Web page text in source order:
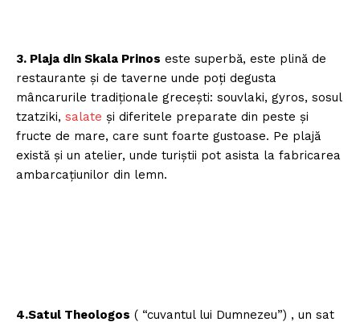
3. Plaja din Skala Prinos este superbă, este plină de
restaurante şi de taverne unde poţi degusta
mâncarurile tradiţionale greceşti: souvlaki, gyros, sosul
tzatziki, salate şi diferitele preparate din peste şi
fructe de mare, care sunt foarte gustoase. Pe plajă
există şi un atelier, unde turiştii pot asista la fabricarea
ambarcaţiunilor din lemn.
4.Satul Theologos ( “cuvantul lui Dumnezeu”) , un sat